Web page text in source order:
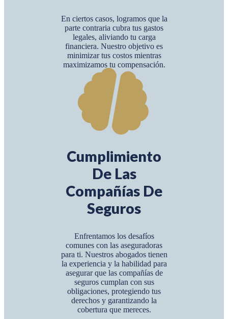
En ciertos casos, logramos que la
parte contraria cubra tus gastos
legales, aliviando tu carga
financiera. Nuestro objetivo es
minimizar tus costos mientras
maximizamos tu compensación.
Cumplimiento
De Las
Compañías De
Seguros
Enfrentamos los desafíos
comunes con las aseguradoras
para ti. Nuestros abogados tienen
la experiencia y la habilidad para
asegurar que las compañías de
seguros cumplan con sus
obligaciones, protegiendo tus
derechos y garantizando la
cobertura que mereces.